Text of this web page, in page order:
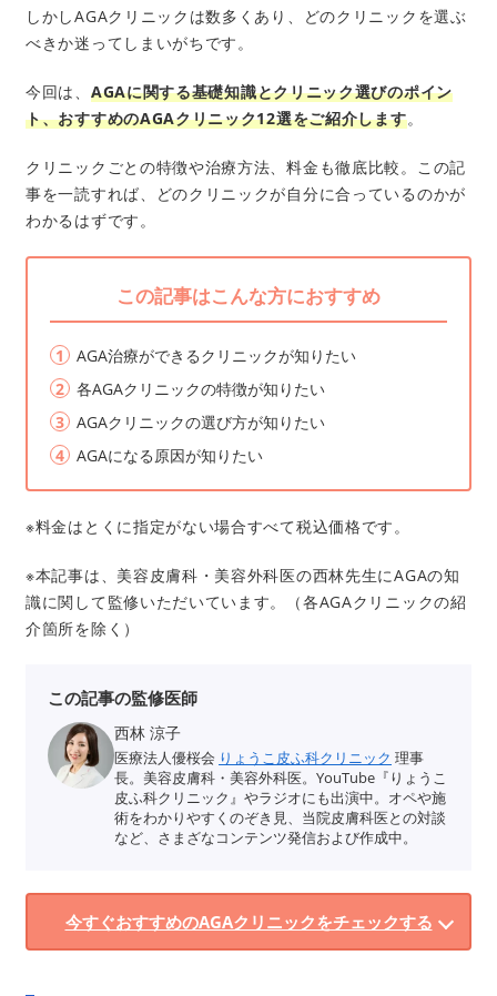
しかしAGAクリニックは数多くあり、どのクリニックを選ぶ
べきか迷ってしまいがちです。
今回は、 AGAに関する基礎知識とクリニック選びのポイン
ト、おすすめのAGAクリニック12選をご紹介します。
クリニックごとの特徴や治療方法、料金も徹底比較。この記
事を一読すれば、どのクリニックが自分に合っているのかが
わかるはずです。
この記事はこんな方におすすめ
AGA治療ができるクリニックが知りたい
各AGAクリニックの特徴が知りたい
AGAクリニックの選び方が知りたい
AGAになる原因が知りたい
※料金はとくに指定がない場合すべて税込価格です。
※本記事は、美容皮膚科・美容外科医の西林先生にAGAの知
識に関して監修いただいています。（各AGAクリニックの紹
介箇所を除く）
この記事の監修医師
西林 涼子
医療法人優桜会 りょうこ皮ふ科クリニック 理事
長。美容皮膚科・美容外科医。YouTube『りょうこ
皮ふ科クリニック』やラジオにも出演中。オペや施
術をわかりやすくのぞき見、当院皮膚科医との対談
など、さまざなコンテンツ発信および作成中。
今すぐおすすめのAGAクリニックをチェックする